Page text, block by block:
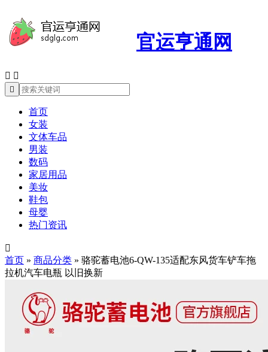
官运亨通网
 

首页
女装
文体车品
男装
数码
家居用品
美妆
鞋包
母婴
热门资讯

首页 » 商品分类 » 骆驼蓄电池6-QW-135适配东风货车铲车拖
拉机汽车电瓶 以旧换新